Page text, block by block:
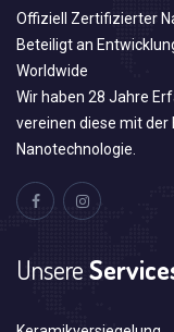
Offiziell Zertifizierter
Beteiligt an
Worldwide
Wir haben 28 Jahre
vereinen diese mit der
Nanotechnologie.
Unsere